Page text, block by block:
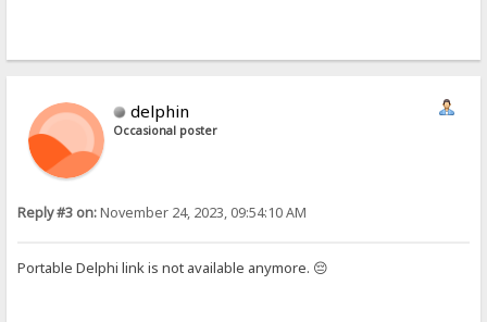
delphin
Occasional poster
Reply #3 on:November 24, 2023, 09:54:10 AM
Portable Delphi link is not available anymore. 😔